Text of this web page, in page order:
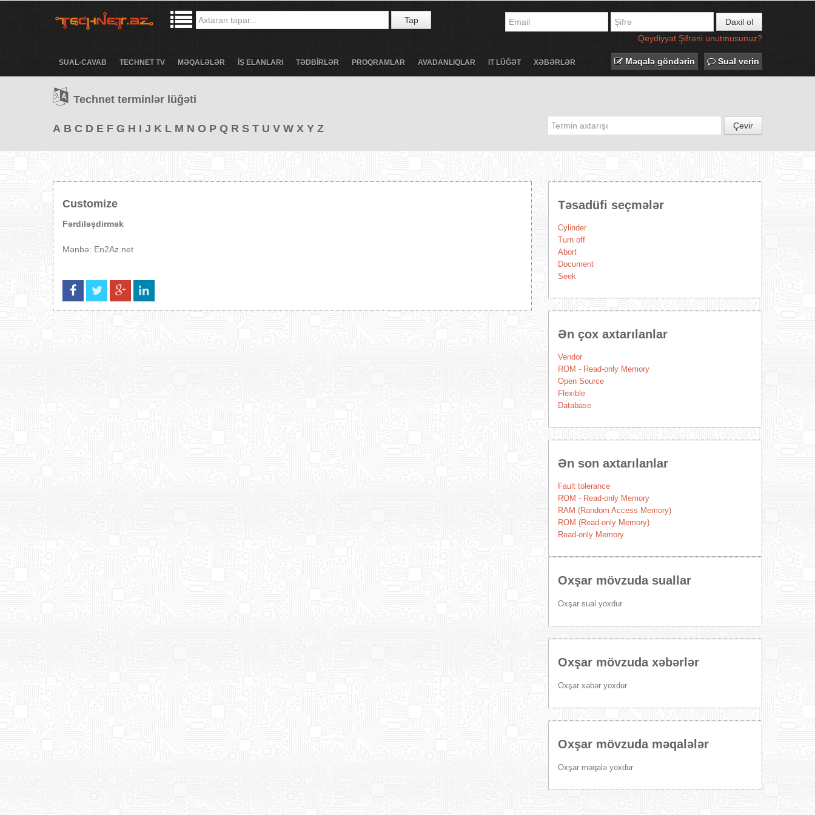
Tap
Daxil ol
Qeydiyyat Şifrəni unutmusunuz?
SUAL-CAVAB TECHNET TV MƏQALƏLƏR İŞ ELANLARI TƏDBİRLƏR PROQRAMLAR AVADANLIQLAR IT LÜĞƏT XƏBƏRLƏR Məqalə göndərin Sual verin
Technet terminlər lüğəti
A B C D E F G H I J K L M N O P Q R S T U V W X Y Z Çevir
Customize
Fərdiləşdirmək
Mənbə: En2Az.net
Təsadüfi seçmələr
Cylinder
Turn off
Abort
Document
Seek
Ən çox axtarılanlar
Vendor
ROM - Read-only Memory
Open Source
Flexible
Database
Ən son axtarılanlar
Fault tolerance
ROM - Read-only Memory
RAM (Random Access Memory)
ROM (Read-only Memory)
Read-only Memory
Oxşar mövzuda suallar
Oxşar sual yoxdur
Oxşar mövzuda xəbərlər
Oxşar xəbər yoxdur
Oxşar mövzuda məqalələr
Oxşar məqalə yoxdur